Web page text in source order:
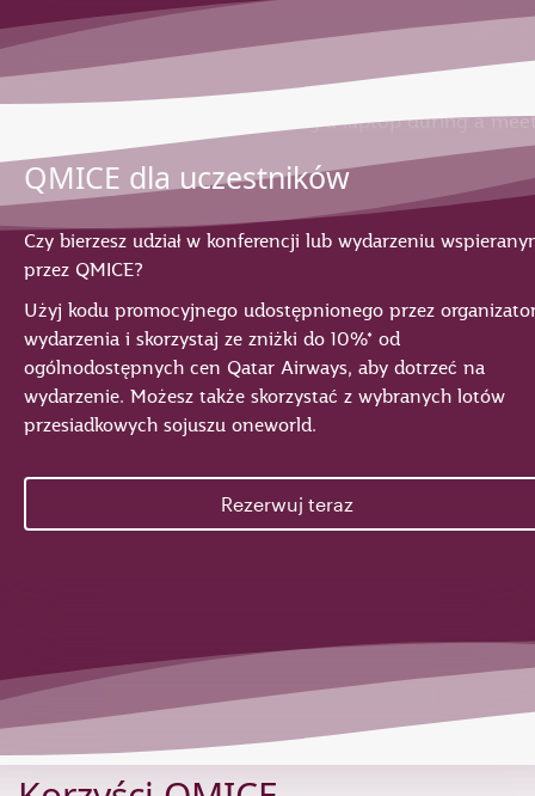
QMICE dla uczestników
Czy bierzesz udział w konferencji lub wydarzeniu
przez QMICE?
Użyj kodu promocyjnego udostępnionego przez
wydarzenia i skorzystaj ze zniżki do 10%* od
ogólnodostępnych cen Qatar Airways, aby dotrzeć na
wydarzenie. Możesz także skorzystać z wybranych lotów
przesiadkowych sojuszu oneworld.
Rezerwuj teraz